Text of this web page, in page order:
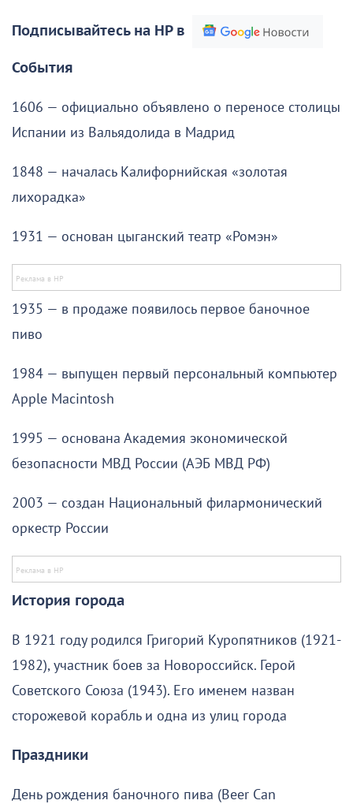
Подписывайтесь на НР в
События
1606 — официально объявлено о переносе столицы
Испании из Вальядолида в Мадрид
1848 — началась Калифорнийская «золотая
лихорадка»
1931 — основан цыганский театр «Ромэн»
1935 — в продаже появилось первое баночное
пиво
1984 — выпущен первый персональный компьютер
Apple Macintosh
1995 — основана Академия экономической
безопасности МВД России (АЭБ МВД РФ)
2003 — создан Национальный филармонический
оркестр России
История города
В 1921 году родился Григорий Куропятников (1921-
1982), участник боев за Новороссийск. Герой
Советского Союза (1943). Его именем назван
сторожевой корабль и одна из улиц города
Праздники
День рождения баночного пива (Beer Can